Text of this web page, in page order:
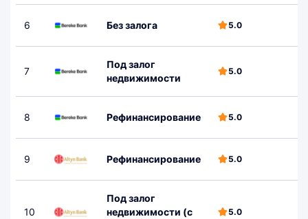
6 Без залога 5.0
7
Под залог
недвижимости
5.0
8 Рефинансирование 5.0
9 Рефинансирование 5.0
10
Под залог
недвижимости (с
5.0